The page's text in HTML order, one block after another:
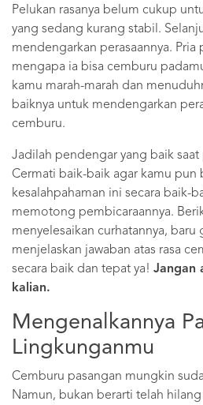
Pelukan rasanya belum cukup
yang sedang kurang stabil.
mendengarkan perasaannya. Pria
mengapa ia bisa cemburu
kamu marah-marah dan
baiknya untuk mendengarkan
cemburu.
Jadilah pendengar yang baik
Cermati baik-baik agar kamu pun
kesalahpahaman ini secara baik-
memotong pembicaraannya.
menyelesaikan curhatannya, baru
menjelaskan jawaban atas rasa
secara baik dan tepat ya! Jangan
kalian.
Mengenalkannya
Lingkunganmu
Cemburu pasangan mungkin
Namun, bukan berarti telah